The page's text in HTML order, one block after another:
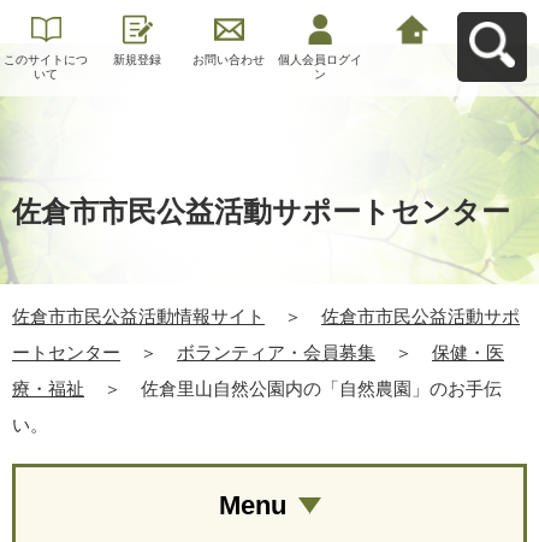
このサイトにつ
いて
新規登録 お問い合わせ
個人会員ログイ
ン
佐倉市市民公益活動サポートセンター
佐倉市市民公益活動情報サイト ＞
佐倉市市民公益活動サポ
ートセンター
＞ ボランティア・会員募集 ＞
保健・医
療・福祉
＞
佐倉里山自然公園内の「自然農園」のお手伝
い。
Menu